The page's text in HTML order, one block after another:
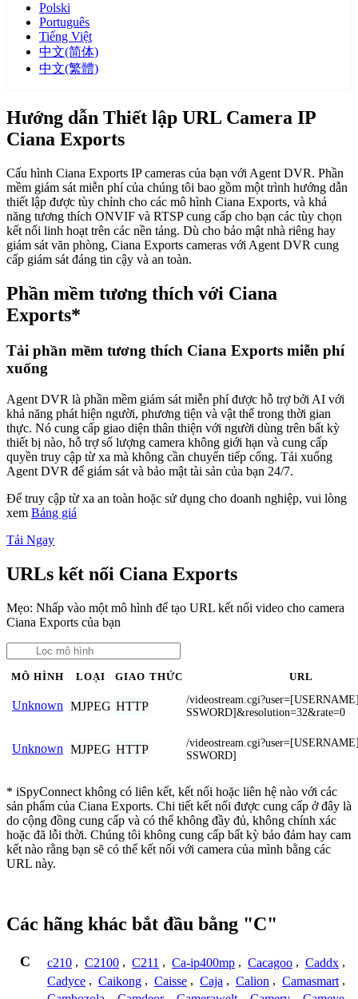
Polski
Português
Tiếng Việt
中文(简体)
中文(繁體)
Hướng dẫn Thiết lập URL Camera IP
Ciana Exports
Cấu hình Ciana Exports IP cameras của bạn với Agent DVR. Phần
mềm giám sát miễn phí của chúng tôi bao gồm một trình hướng dẫn
thiết lập được tùy chỉnh cho các mô hình Ciana Exports, và khả
năng tương thích ONVIF và RTSP cung cấp cho bạn các tùy chọn
kết nối linh hoạt trên các nền tảng. Dù cho bảo mật nhà riêng hay
giám sát văn phòng, Ciana Exports cameras với Agent DVR cung
cấp giám sát đáng tin cậy và an toàn.
Phần mềm tương thích với Ciana
Exports*
Tải phần mềm tương thích Ciana Exports miễn phí
xuống
Agent DVR là phần mềm giám sát miễn phí được hỗ trợ bởi AI với
khả năng phát hiện người, phương tiện và vật thể trong thời gian
thực. Nó cung cấp giao diện thân thiện với người dùng trên bất kỳ
thiết bị nào, hỗ trợ số lượng camera không giới hạn và cung cấp
quyền truy cập từ xa mà không cần chuyển tiếp cổng. Tải xuống
Agent DVR để giám sát và bảo mật tài sản của bạn 24/7.
Để truy cập từ xa an toàn hoặc sử dụng cho doanh nghiệp, vui lòng
xem Bảng giá
Tải Ngay
URLs kết nối Ciana Exports
Mẹo: Nhấp vào một mô hình để tạo URL kết nối video cho camera
Ciana Exports của bạn
MÔ HÌNH LOẠI GIAO THỨC URL
Unknown MJPEG HTTP
/
SSWORD]&resolution=32&rate=0
Unknown MJPEG HTTP
/
SSWORD]
* iSpyConnect không có liên kết, kết nối hoặc liên hệ nào với các
sản phẩm của Ciana Exports. Chi tiết kết nối được cung cấp ở đây là
do cộng đồng cung cấp và có thể không đầy đủ, không chính xác
hoặc đã lỗi thời. Chúng tôi không cung cấp bất kỳ bảo đảm hay cam
kết nào rằng bạn sẽ có thể kết nối với camera của mình bằng các
URL này.
Các hãng khác bắt đầu bằng "C"
C c210 , C2100 , C211 , Ca-ip400mp , Cacagoo , Caddx ,
Cadyce , Caikong , Caisse , Caja , Calion , Camasmart ,